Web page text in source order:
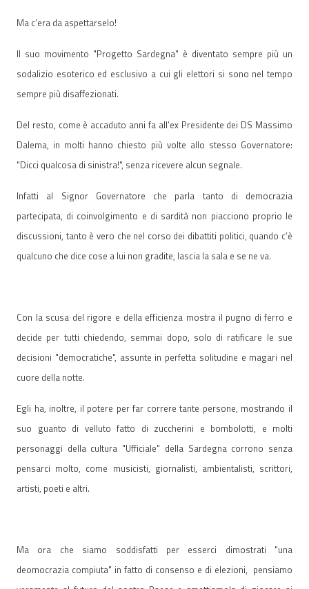
Ma c’era da aspettarselo!
Il suo movimento "Progetto Sardegna" è diventato sempre più un
sodalizio esoterico ed esclusivo a cui gli elettori si sono nel tempo
sempre più disaffezionati.
Del resto, come è accaduto anni fa all’ex Presidente dei DS Massimo
Dalema, in molti hanno chiesto più volte allo stesso Governatore:
"Dicci qualcosa di sinistra!", senza ricevere alcun segnale.
Infatti al Signor Governatore che parla tanto di democrazia
partecipata, di coinvolgimento e di sardità non piacciono proprio le
discussioni, tanto è vero che nel corso dei dibattiti politici, quando c’è
qualcuno che dice cose a lui non gradite, lascia la sala e se ne va.
Con la scusa del rigore e della efficienza mostra il pugno di ferro e
decide per tutti chiedendo, semmai dopo, solo di ratificare le sue
decisioni "democratiche", assunte in perfetta solitudine e magari nel
cuore della notte.
Egli ha, inoltre, il potere per far correre tante persone, mostrando il
suo guanto di velluto fatto di zuccherini e bombolotti, e molti
personaggi della cultura "Ufficiale" della Sardegna corrono senza
pensarci molto, come musicisti, giornalisti, ambientalisti, scrittori,
artisti, poeti e altri.
Ma ora che siamo soddisfatti per esserci dimostrati "una
deomocrazia compiuta" in fatto di consenso e di elezioni, pensiamo